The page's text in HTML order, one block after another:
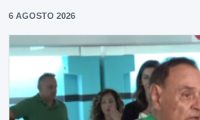
6 AGOSTO 2026